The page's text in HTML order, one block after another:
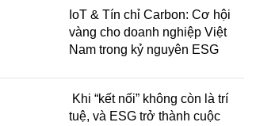
IoT & Tín chỉ Carbon: Cơ hội
vàng cho doanh nghiệp Việt
Nam trong kỷ nguyên ESG
Khi “kết nối” không còn là trí
tuệ, và ESG trở thành cuộc